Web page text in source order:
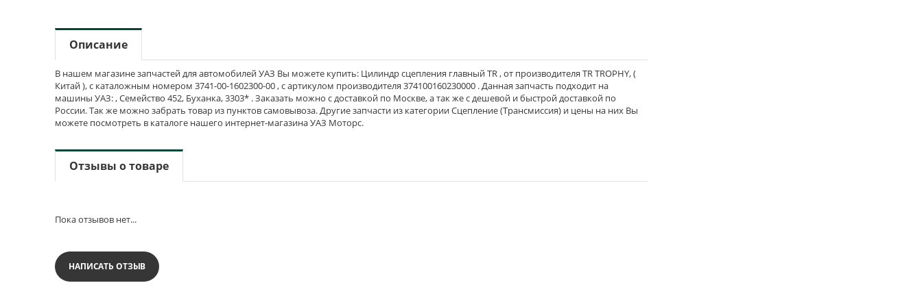
Описание
В нашем магазине запчастей для автомобилей УАЗ Вы можете купить: Цилиндр сцепления главный TR , от производителя TR TROPHY, (
Китай ), с каталожным номером 3741-00-1602300-00 , с артикулом производителя 374100160230000 . Данная запчасть подходит на
машины УАЗ: , Семейство 452, Буханка, 3303* . Заказать можно с доставкой по Москве, а так же с дешевой и быстрой доставкой по
России. Так же можно забрать товар из пунктов самовывоза. Другие запчасти из категории Сцепление (Трансмиссия) и цены на них Вы
можете посмотреть в каталоге нашего интернет-магазина УАЗ Моторс.
Отзывы о товаре
Пока отзывов нет...
НАПИСАТЬ ОТЗЫВ